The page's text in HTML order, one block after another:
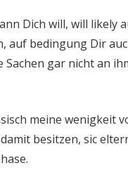
Dich will, will likely
auf bedingung Dir
gar nicht an
meine wenigkeit
besitzen, sic